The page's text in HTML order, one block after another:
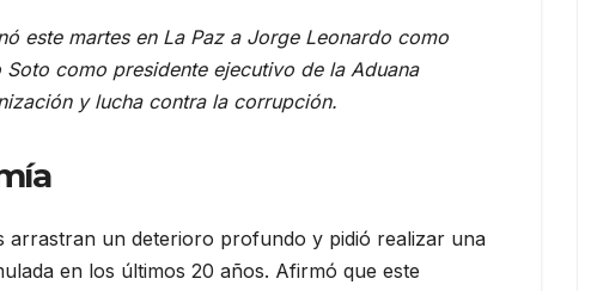
este martes en La Paz a Jorge Leonardo como
como presidente ejecutivo de la Aduana
y lucha contra la corrupción.
arrastran un deterioro profundo y pidió realizar una
en los últimos 20 años. Afirmó que este